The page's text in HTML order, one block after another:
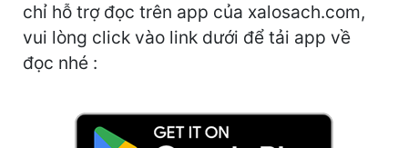
Học Đường
Khoa Huyễn
chỉ hỗ trợ đọc trên app của xalosach.com,
vui lòng click vào link dưới để tải app về
đọc nhé :